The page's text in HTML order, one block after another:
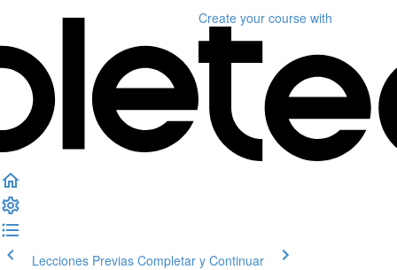
Create your course with
Lecciones Previas Completar y Continuar